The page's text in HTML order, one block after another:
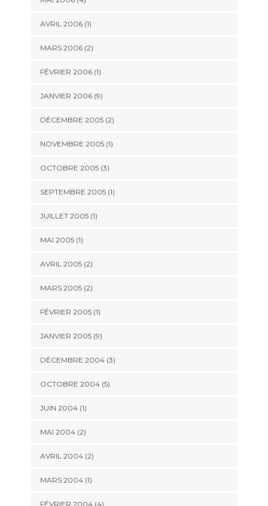
AVRIL 2006 (1)
MARS 2006 (2)
FÉVRIER 2006 (1)
JANVIER 2006 (9)
DÉCEMBRE 2005 (2)
NOVEMBRE 2005 (1)
OCTOBRE 2005 (3)
SEPTEMBRE 2005 (1)
JUILLET 2005 (1)
MAI 2005 (1)
AVRIL 2005 (2)
MARS 2005 (2)
FÉVRIER 2005 (1)
JANVIER 2005 (9)
DÉCEMBRE 2004 (3)
OCTOBRE 2004 (5)
JUIN 2004 (1)
MAI 2004 (2)
AVRIL 2004 (2)
MARS 2004 (1)
FÉVRIER 2004 (4)